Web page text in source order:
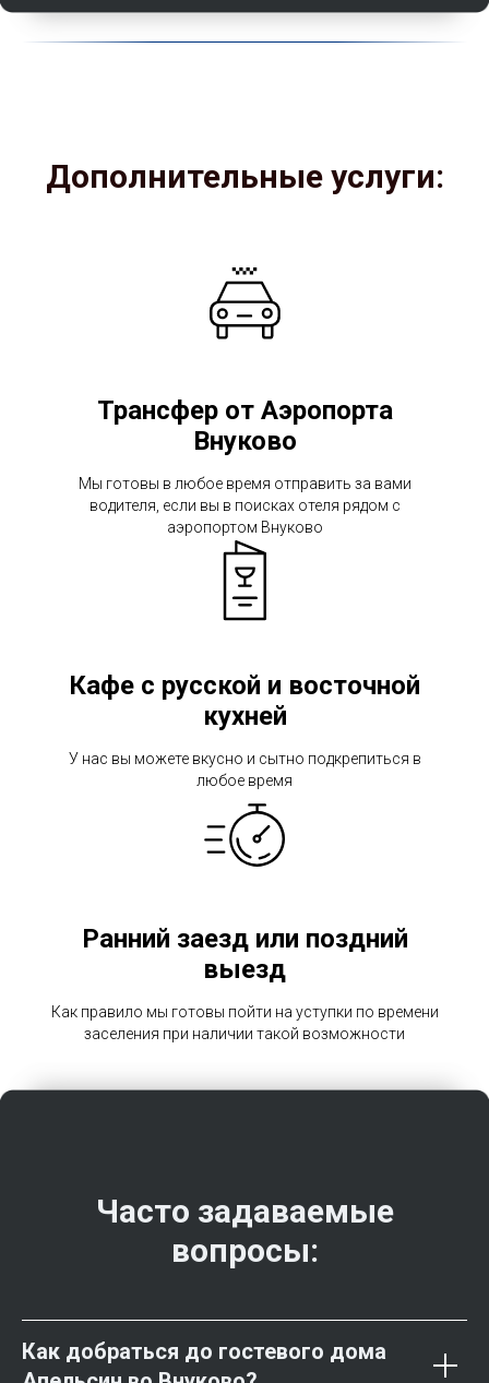
Дополнительные услуги:
Трансфер от Аэропорта
Внуково
Мы готовы в любое время отправить за вами
водителя, если вы в поисках отеля рядом с
аэропортом Внуково
Кафе с русской и восточной
кухней
У нас вы можете вкусно и сытно подкрепиться в
любое время
Ранний заезд или поздний
выезд
Как правило мы готовы пойти на уступки по времени
заселения при наличии такой возможности
Часто задаваемые
вопросы:
Как добраться до гостевого дома